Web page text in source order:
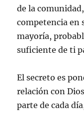
de la
competencia en
mayoría,
suficiente de ti
El secreto es
relación con
parte de cada